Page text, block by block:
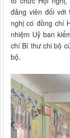
đảng viên đối
nghị có đồng chí
nhiệm Uỷ ban
chí Bí thư chi bộ
bộ.